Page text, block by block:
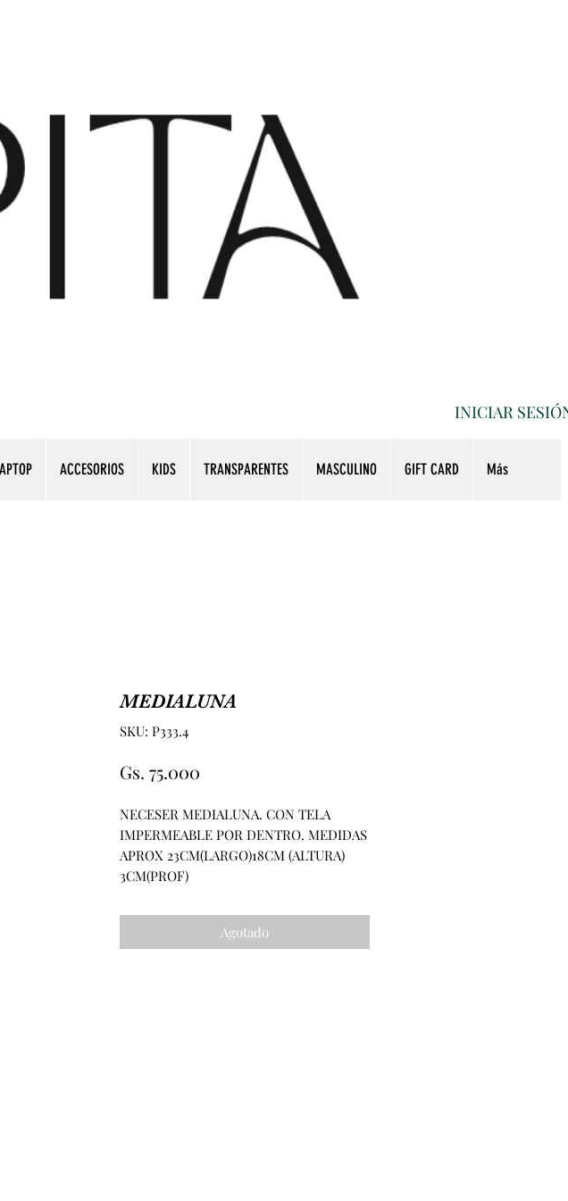
INICIAR
ACCESORIOS KIDS TRANSPARENTES MASCULINO GIFT CARD Más
MEDIALUNA
SKU: P333.4
Gs. 75.000
NECESER MEDIALUNA. CON TELA
IMPERMEABLE POR DENTRO. MEDIDAS
APROX 23CM(LARGO)18CM (ALTURA)
3CM(PROF)
Agotado